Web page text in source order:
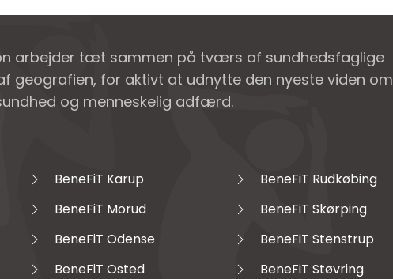
arbejder tæt sammen på tværs af sundhedsfaglige
geografien, for aktivt at udnytte den nyeste viden om
og menneskelig adfærd.
BeneFiT Karup
BeneFiT Morud
BeneFiT Odense
BeneFiT Osted
BeneFiT Rudkøbing
BeneFiT Skørping
BeneFiT Stenstrup
BeneFiT Støvring